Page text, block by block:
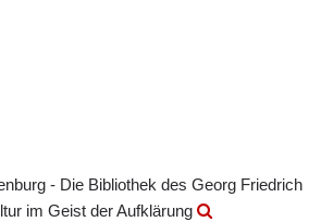
- Die Bibliothek des Georg Friedrich
im Geist der Aufklärung